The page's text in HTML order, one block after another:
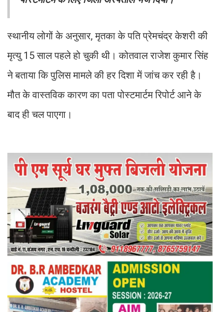
स्थानीय लोगों के अनुसार, मृतका के पति प्रेमचंद्र केशरी की
मृत्यु 15 साल पहले हो चुकी थी। कोतवाल राजेश कुमार सिंह
ने बताया कि पुलिस मामले की हर दिशा में जांच कर रही है।
मौत के वास्तविक कारण का पता पोस्टमार्टम रिपोर्ट आने के
बाद ही चल पाएगा।